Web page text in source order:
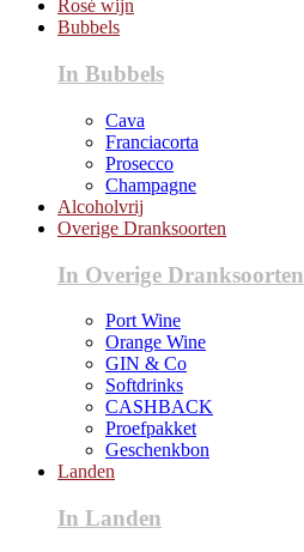
Rosé wijn
Bubbels
In Bubbels
Cava
Franciacorta
Prosecco
Champagne
Alcoholvrij
Overige Dranksoorten
In Overige Dranksoorten
Port Wine
Orange Wine
GIN & Co
Softdrinks
CASHBACK
Proefpakket
Geschenkbon
Landen
In Landen